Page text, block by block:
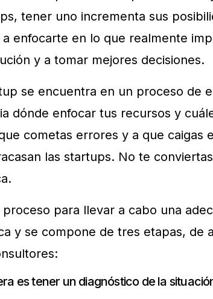
tener uno incrementa sus
a enfocarte en lo que realmente
y a tomar mejores decisiones.
se encuentra en un proceso de
dónde enfocar tus recursos y
cometas errores y a que caigas
las startups. No te
proceso para llevar a cabo una
y se compone de tres etapas, de
es tener un diagnóstico de la